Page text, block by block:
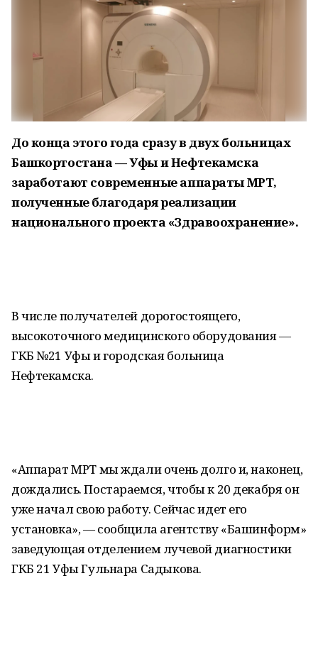
До конца этого года сразу в двух больницах
Башкортостана — Уфы и Нефтекамска
заработают современные аппараты МРТ,
полученные благодаря реализации
национального проекта «Здравоохранение».
В числе получателей дорогостоящего,
высокоточного медицинского оборудования —
ГКБ №21 Уфы и городская больница
Нефтекамска.
«Аппарат МРТ мы ждали очень долго и, наконец,
дождались. Постараемся, чтобы к 20 декабря он
уже начал свою работу. Сейчас идет его
установка», — сообщила агентству «Башинформ»
заведующая отделением лучевой диагностики
ГКБ 21 Уфы Гульнара Садыкова.